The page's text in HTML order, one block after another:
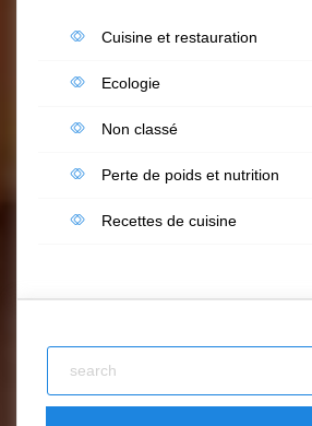
Cuisine et restauration
Ecologie
Non classé
Perte de poids et nutrition
Recettes de cuisine